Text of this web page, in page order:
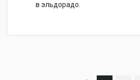
в эльдорадо.